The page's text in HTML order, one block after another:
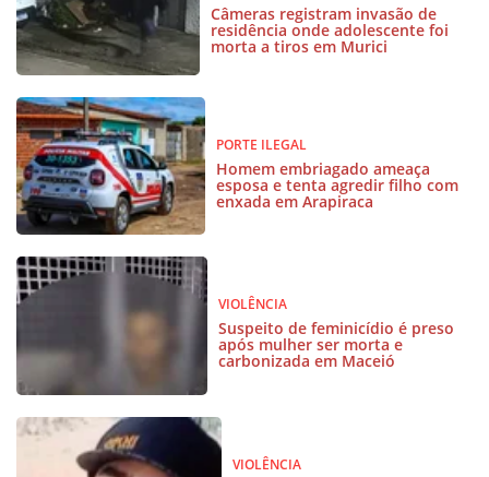
Câmeras registram invasão de
residência onde adolescente foi
morta a tiros em Murici
PORTE ILEGAL
Homem embriagado ameaça
esposa e tenta agredir filho com
enxada em Arapiraca
VIOLÊNCIA
Suspeito de feminicídio é preso
após mulher ser morta e
carbonizada em Maceió
VIOLÊNCIA